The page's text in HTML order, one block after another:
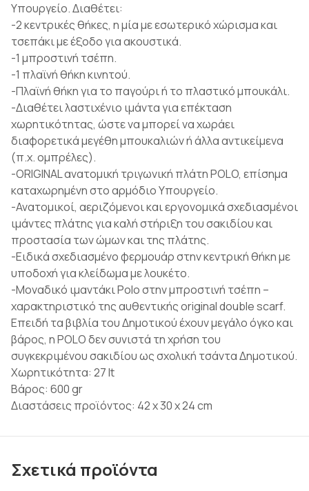
Υπουργείο. Διαθέτει:
-2 κεντρικές θήκες, η μία με εσωτερικό χώρισμα και
τσεπάκι με έξοδο για ακουστικά.
-1 μπροστινή τσέπη.
-1 πλαϊνή θήκη κινητού.
-Πλαϊνή θήκη για το παγούρι ή το πλαστικό μπουκάλι.
-Διαθέτει λαστιχένιο ιμάντα για επέκταση
χωρητικότητας, ώστε να μπορεί να χωράει
διαφορετικά μεγέθη μπουκαλιών ή άλλα αντικείμενα
(π.χ. ομπρέλες).
-ORIGINAL ανατομική τριγωνική πλάτη POLO, επίσημα
καταχωρημένη στο αρμόδιο Υπουργείο.
-Ανατομικοί, αεριζόμενοι και εργονομικά σχεδιασμένοι
ιμάντες πλάτης για καλή στήριξη του σακιδίου και
προστασία των ώμων και της πλάτης.
-Ειδικά σχεδιασμένο φερμουάρ στην κεντρική θήκη με
υποδοχή για κλείδωμα με λουκέτο.
-Μοναδικό ιμαντάκι Polo στην μπροστινή τσέπη –
χαρακτηριστικό της αυθεντικής original double scarf.
Επειδή τα βιβλία του Δημοτικού έχουν μεγάλο όγκο και
βάρος, η POLO δεν συνιστά τη χρήση του
συγκεκριμένου σακιδίου ως σχολική τσάντα Δημοτικού.
Χωρητικότητα: 27 lt
Βάρος: 600 gr
Διαστάσεις προϊόντος: 42 x 30 x 24 cm
Σχετικά προϊόντα